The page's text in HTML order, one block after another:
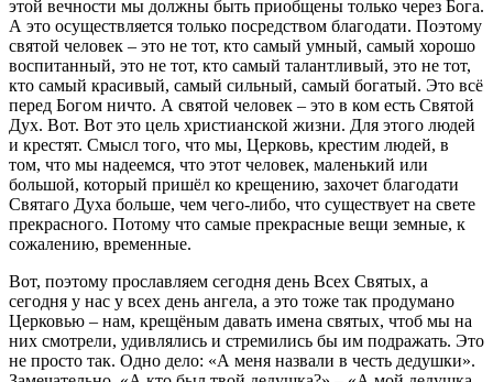
этой вечности мы должны быть приобщены только через Бога.
А это осуществляется только посредством благодати. Поэтому
святой человек – это не тот, кто самый умный, самый хорошо
воспитанный, это не тот, кто самый талантливый, это не тот,
кто самый красивый, самый сильный, самый богатый. Это всё
перед Богом ничто. А святой человек – это в ком есть Святой
Дух. Вот. Вот это цель христианской жизни. Для этого людей
и крестят. Смысл того, что мы, Церковь, крестим людей, в
том, что мы надеемся, что этот человек, маленький или
большой, который пришёл ко крещению, захочет благодати
Святаго Духа больше, чем чего-либо, что существует на свете
прекрасного. Потому что самые прекрасные вещи земные, к
сожалению, временные.
Вот, поэтому прославляем сегодня день Всех Святых, а
сегодня у нас у всех день ангела, а это тоже так продумано
Церковью – нам, крещёным давать имена святых, чтоб мы на
них смотрели, удивлялись и стремились бы им подражать. Это
не просто так. Одно дело: «А меня назвали в честь дедушки».